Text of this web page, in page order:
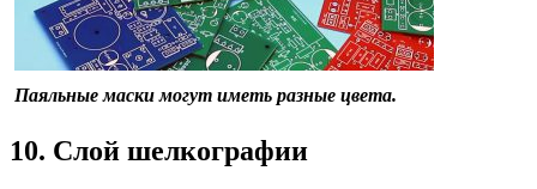
Паяльные маски могут иметь разные цвета.
10. Слой шелкографии